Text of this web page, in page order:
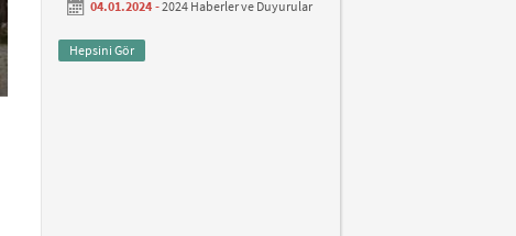
04.01.2024 -2024 Haberler ve Duyurular
Hepsini Gör